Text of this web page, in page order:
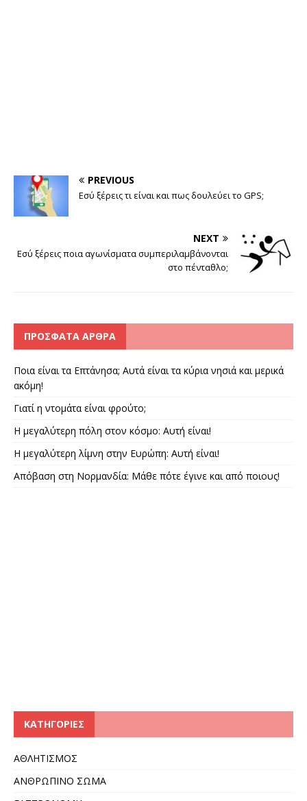
PREVIOUS
Εσύ ξέρεις τι είναι και πως δουλεύει το GPS;
NEXT
Εσύ ξέρεις ποια αγωνίσματα συμπεριλαμβάνονται
στο πένταθλο;
ΠΡΌΣΦΑΤΑ ΆΡΘΡΑ
Ποια είναι τα Επτάνησα; Αυτά είναι τα κύρια νησιά και μερικά
ακόμη!
Γιατί η ντομάτα είναι φρούτο;
Η μεγαλύτερη πόλη στον κόσμο: Αυτή είναι!
Η μεγαλύτερη λίμνη στην Ευρώπη: Αυτή είναι!
Απόβαση στη Νορμανδία: Μάθε πότε έγινε και από ποιους!
KΑΤΗΓΟΡΊΕΣ
ΑΘΛΗΤΙΣΜΟΣ
ΑΝΘΡΩΠΙΝΟ ΣΩΜΑ